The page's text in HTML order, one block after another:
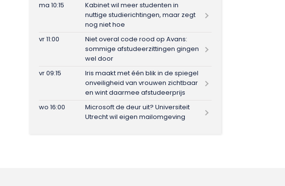
ma 10:15
Kabinet wil meer studenten in
nuttige studierichtingen, maar zegt
nog niet hoe
vr 11:00
Niet overal code rood op Avans:
sommige afstudeerzittingen gingen
wel door
vr 09:15
Iris maakt met één blik in de spiegel
onveiligheid van vrouwen zichtbaar
en wint daarmee afstudeerprijs
wo 16:00
Microsoft de deur uit? Universiteit
Utrecht wil eigen mailomgeving